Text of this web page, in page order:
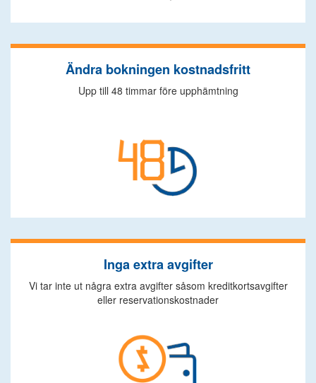
Ändra bokningen kostnadsfritt
Upp till 48 timmar före upphämtning
Inga extra avgifter
Vi tar inte ut några extra avgifter såsom kreditkortsavgifter
eller reservationskostnader